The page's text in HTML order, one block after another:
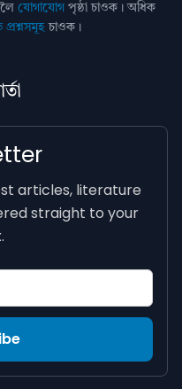
যোগাযোগ পৃষ্ঠা চাওক। অধিক
প্ৰশ্নসমূহচাওক।
articles, literature
straight to your